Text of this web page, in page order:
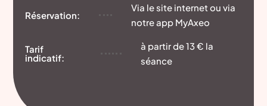
Réservation:
Via le site internet ou via
notre app MyAxeo
Tarif
indicatif:
à partir de 13 € la
séance